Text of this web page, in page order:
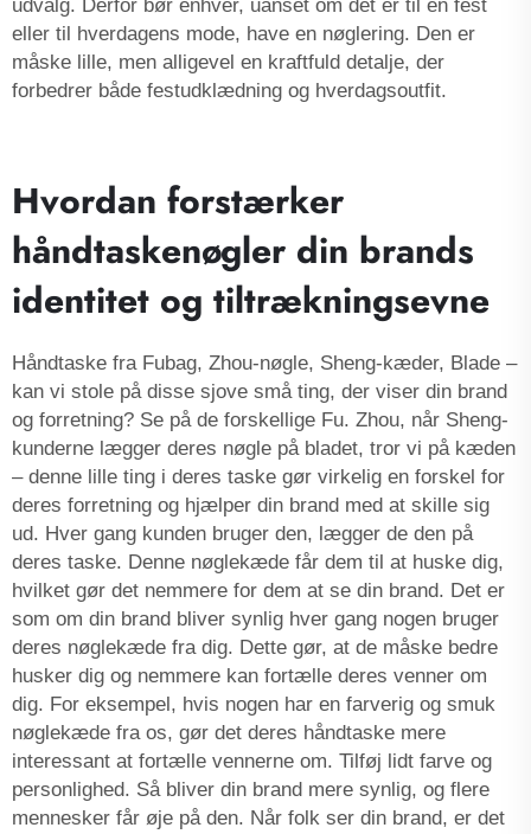
udvalg. Derfor bør enhver, uanset om det er til en fest
eller til hverdagens mode, have en nøglering. Den er
måske lille, men alligevel en kraftfuld detalje, der
forbedrer både festudklædning og hverdagsoutfit.
Hvordan forstærker
håndtaskenøgler din brands
identitet og tiltrækningsevne
Håndtaske fra Fubag, Zhou-nøgle, Sheng-kæder, Blade –
kan vi stole på disse sjove små ting, der viser din brand
og forretning? Se på de forskellige Fu. Zhou, når Sheng-
kunderne lægger deres nøgle på bladet, tror vi på kæden
– denne lille ting i deres taske gør virkelig en forskel for
deres forretning og hjælper din brand med at skille sig
ud. Hver gang kunden bruger den, lægger de den på
deres taske. Denne nøglekæde får dem til at huske dig,
hvilket gør det nemmere for dem at se din brand. Det er
som om din brand bliver synlig hver gang nogen bruger
deres nøglekæde fra dig. Dette gør, at de måske bedre
husker dig og nemmere kan fortælle deres venner om
dig. For eksempel, hvis nogen har en farverig og smuk
nøglekæde fra os, gør det deres håndtaske mere
interessant at fortælle vennerne om. Tilføj lidt farve og
personlighed. Så bliver din brand mere synlig, og flere
mennesker får øje på den. Når folk ser din brand, er det